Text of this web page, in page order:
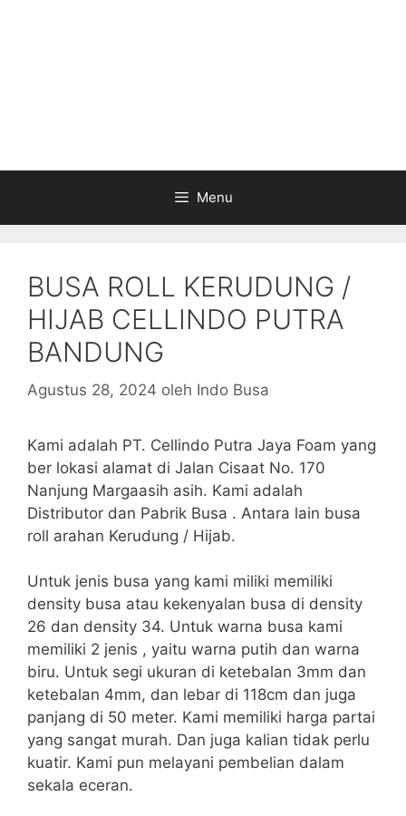
Menu
BUSA ROLL KERUDUNG /
HIJAB CELLINDO PUTRA
BANDUNG
Agustus 28, 2024 oleh Indo Busa
Kami adalah PT. Cellindo Putra Jaya Foam yang
ber lokasi alamat di Jalan Cisaat No. 170
Nanjung Margaasih asih. Kami adalah
Distributor dan Pabrik Busa . Antara lain busa
roll arahan Kerudung / Hijab.
Untuk jenis busa yang kami miliki memiliki
density busa atau kekenyalan busa di density
26 dan density 34. Untuk warna busa kami
memiliki 2 jenis , yaitu warna putih dan warna
biru. Untuk segi ukuran di ketebalan 3mm dan
ketebalan 4mm, dan lebar di 118cm dan juga
panjang di 50 meter. Kami memiliki harga partai
yang sangat murah. Dan juga kalian tidak perlu
kuatir. Kami pun melayani pembelian dalam
sekala eceran.